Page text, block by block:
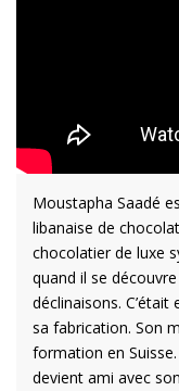
Moustapha Saadé
libanaise de
chocolatier de luxe
quand il se
déclinaisons.
sa fabrication. Son
formation en
devient ami avec